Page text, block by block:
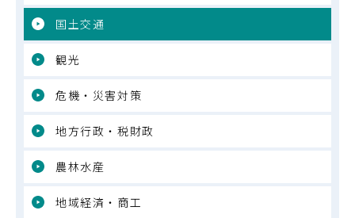
国土交通
観光
危機・災害対策
地方行政・税財政
農林水産
地域経済・商工